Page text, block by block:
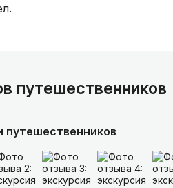
путешественников
путешественников